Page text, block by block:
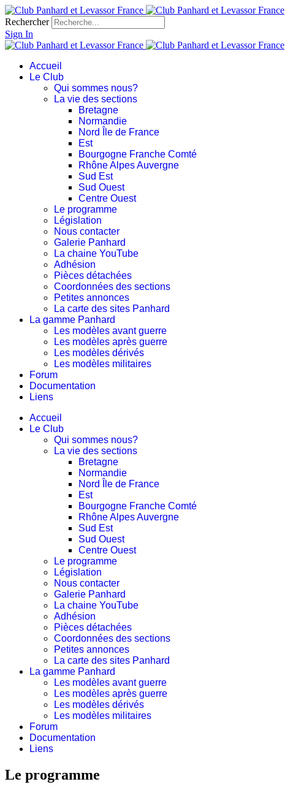
Rechercher
Sign In
Accueil
Le Club
Qui sommes nous?
La vie des sections
Bretagne
Normandie
Nord Île de France
Est
Bourgogne Franche Comté
Rhône Alpes Auvergne
Sud Est
Sud Ouest
Centre Ouest
Le programme
Législation
Nous contacter
Galerie Panhard
La chaine YouTube
Adhésion
Pièces détachées
Coordonnées des sections
Petites annonces
La carte des sites Panhard
La gamme Panhard
Les modèles avant guerre
Les modèles après guerre
Les modèles dérivés
Les modèles militaires
Forum
Documentation
Liens
Accueil
Le Club
Qui sommes nous?
La vie des sections
Bretagne
Normandie
Nord Île de France
Est
Bourgogne Franche Comté
Rhône Alpes Auvergne
Sud Est
Sud Ouest
Centre Ouest
Le programme
Législation
Nous contacter
Galerie Panhard
La chaine YouTube
Adhésion
Pièces détachées
Coordonnées des sections
Petites annonces
La carte des sites Panhard
La gamme Panhard
Les modèles avant guerre
Les modèles après guerre
Les modèles dérivés
Les modèles militaires
Forum
Documentation
Liens
Le programme